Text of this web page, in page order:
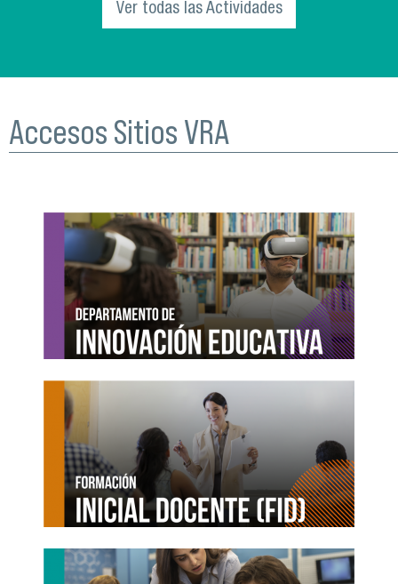
Ver todas las Actividades
Accesos Sitios VRA